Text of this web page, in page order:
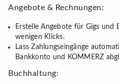
Angebote & Rechnungen:
Erstelle Angebote für Gigs und
wenigen Klicks.
Lass Zahlungseingänge
Bankkonto und KOMMERZ
Buchhaltung: